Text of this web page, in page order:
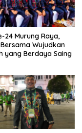
24 Murung Raya,
Wujudkan
yang Berdaya Saing